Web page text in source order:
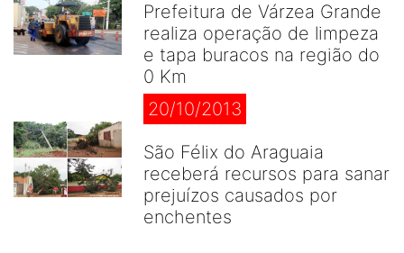
Prefeitura de Várzea Grande
realiza operação de limpeza
e tapa buracos na região do
0 Km
20/10/2013
São Félix do Araguaia
receberá recursos para sanar
prejuízos causados por
enchentes